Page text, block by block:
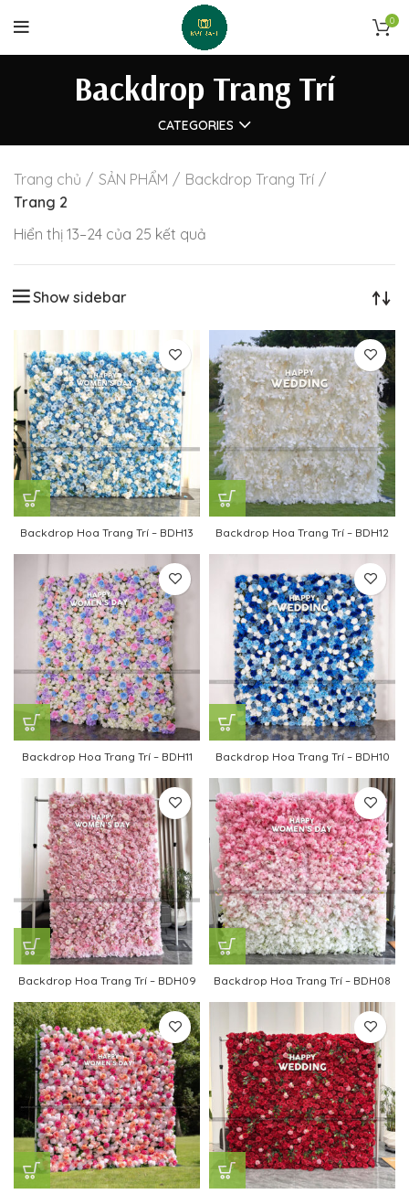
0
Backdrop Trang Trí
CATEGORIES
Trang chủ SẢN PHẨM
Backdrop Trang Trí
Trang 2
Hiển thị 13–24 của 25 kết quả
nhất
Show sidebar
Backdrop Hoa Trang Trí – BDH13 Backdrop Hoa Trang Trí – BDH12
Backdrop Hoa Trang Trí – BDH11 Backdrop Hoa Trang Trí – BDH10
Backdrop Hoa Trang Trí – BDH09 Backdrop Hoa Trang Trí – BDH08